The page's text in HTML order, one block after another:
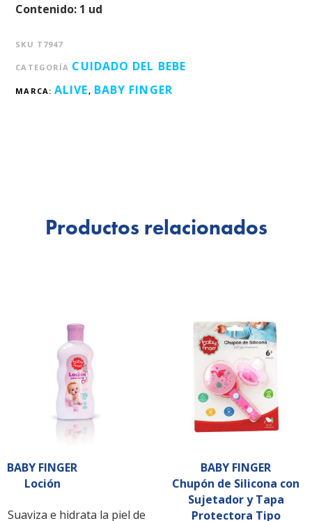
Contenido: 1 ud
SKU T7947
CATEGORÍA CUIDADO DEL BEBE
MARCA:ALIVE, BABY FINGER
Productos relacionados
BABY FINGER
Loción
Suaviza e hidrata la piel de
BABY FINGER
Chupón de Silicona con
Sujetador y Tapa
Protectora Tipo